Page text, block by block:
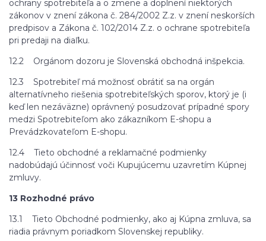
ochrany spotrebiteľa a o zmene a doplnení niektorých
zákonov v znení zákona č. 284/2002 Z.z. v znení neskorších
predpisov a Zákona č. 102/2014 Z.z. o ochrane spotrebiteľa
pri predaji na diaľku.
12.2 Orgánom dozoru je Slovenská obchodná inšpekcia.
12.3 Spotrebiteľ má možnosť obrátiť sa na orgán
alternatívneho riešenia spotrebiteľských sporov, ktorý je (i
keď len nezáväzne) oprávnený posudzovať prípadné spory
medzi Spotrebiteľom ako zákazníkom E-shopu a
Prevádzkovateľom E-shopu.
12.4 Tieto obchodné a reklamačné podmienky
nadobúdajú účinnosť voči Kupujúcemu uzavretím Kúpnej
zmluvy.
13 Rozhodné právo
13.1 Tieto Obchodné podmienky, ako aj Kúpna zmluva, sa
riadia právnym poriadkom Slovenskej republiky.